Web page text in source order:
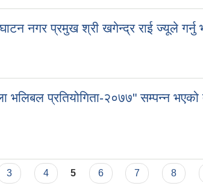
नगर प्रमुख श्री खगेन्द्र राई ज्यूले
प्रतियोगिता-२०७७" सम्पन्न भएको
3 4 5 6 7 8